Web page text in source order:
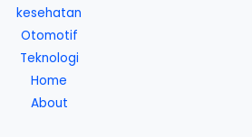
kesehatan
Otomotif
Teknologi
Home
About